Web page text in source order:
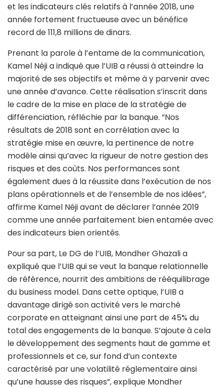
et les indicateurs clés relatifs à l’année 2018, une
année fortement fructueuse avec un bénéfice
record de 111,8 millions de dinars.
Prenant la parole à l’entame de la communication,
Kamel Néji a indiqué que l’UIB a réussi à atteindre la
majorité de ses objectifs et même à y parvenir avec
une année d’avance. Cette réalisation s’inscrit dans
le cadre de la mise en place de la stratégie de
différenciation, réfléchie par la banque. ”Nos
résultats de 2018 sont en corrélation avec la
stratégie mise en œuvre, la pertinence de notre
modèle ainsi qu’avec la rigueur de notre gestion des
risques et des coûts. Nos performances sont
également dues à la réussite dans l’exécution de nos
plans opérationnels et de l’ensemble de nos idées”,
affirme Kamel Néji avant de déclarer l’année 2019
comme une année parfaitement bien entamée avec
des indicateurs bien orientés.
Pour sa part, Le DG de l’UIB, Mondher Ghazali a
expliqué que l’UIB qui se veut la banque relationnelle
de référence, nourrit des ambitions de rééquilibrage
du business model. Dans cette optique, l’UIB a
davantage dirigé son activité vers le marché
corporate en atteignant ainsi une part de 45% du
total des engagements de la banque. S’ajoute à cela
le développement des segments haut de gamme et
professionnels et ce, sur fond d’un contexte
caractérisé par une volatilité réglementaire ainsi
qu’une hausse des risques”, explique Mondher